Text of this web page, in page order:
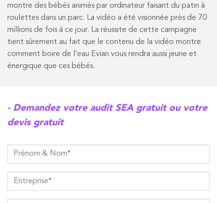
montre des bébés animés par ordinateur faisant du patin à
roulettes dans un parc. La vidéo a été visionnée près de 70
millions de fois à ce jour. La réussite de cette campagne
tient sûrement au fait que le contenu de la vidéo montre
comment boire de l’eau Evian vous rendra aussi jeune et
énergique que ces bébés.
- Demandez votre audit SEA gratuit ou votre
devis gratuit